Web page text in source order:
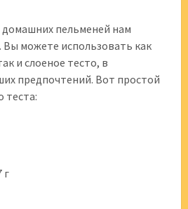
пельменей нам
Вы можете использовать как
и слоеное тесто, в
предпочтений. Вот простой
теста:
г